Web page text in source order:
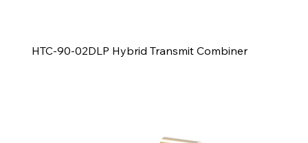
HTC-90-02DLP Hybrid Transmit Combiner